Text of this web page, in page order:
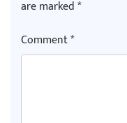
are marked*
Comment*